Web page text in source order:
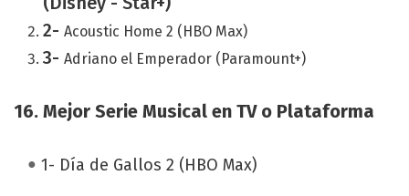
2- Acoustic Home 2 (HBO Max)
3- Adriano el Emperador (Paramount+)
16. Mejor Serie Musical en TV o Plataforma
1- Día de Gallos 2 (HBO Max)